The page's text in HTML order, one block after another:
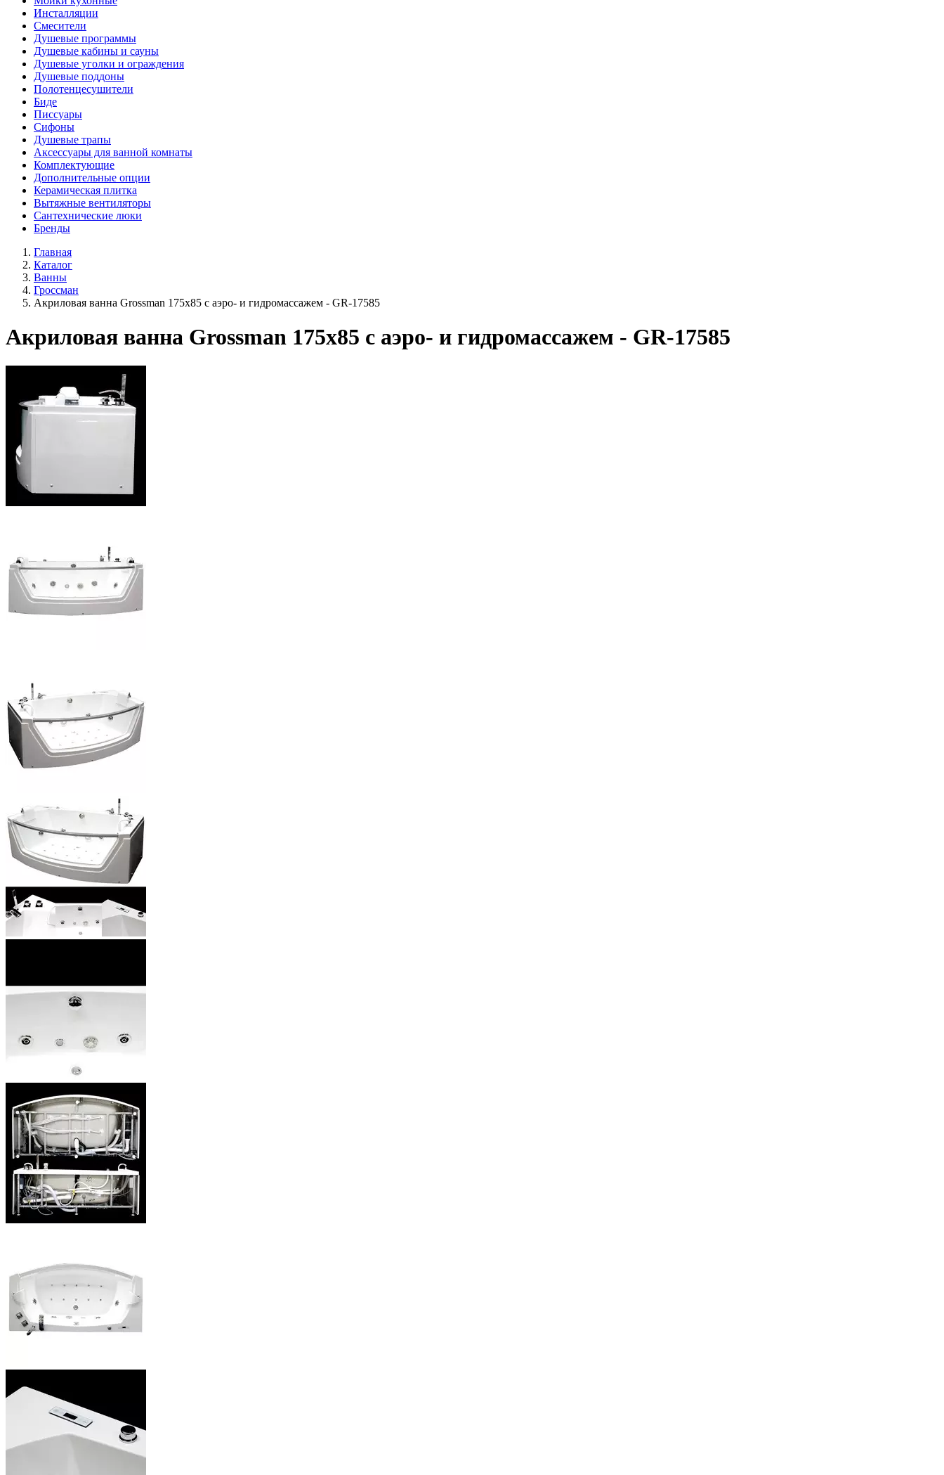
Инсталляции
Смесители
Душевые программы
Душевые кабины и сауны
Душевые уголки и ограждения
Душевые поддоны
Полотенцесушители
Биде
Писсуары
Сифоны
Душевые трапы
Аксессуары для ванной комнаты
Комплектующие
Дополнительные опции
Керамическая плитка
Вытяжные вентиляторы
Сантехнические люки
Бренды
Главная
Каталог
Ванны
Гроссман
Акриловая ванна Grossman 175х85 с аэро- и гидромассажем - GR-17585
Акриловая ванна Grossman 175х85 с аэро- и гидромассажем - GR-17585